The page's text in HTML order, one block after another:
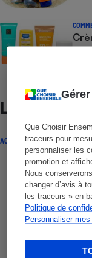
Que Choisir
traceurs pour
personnaliser les
promotion et
Nous
changer d’avis à
les traceurs » en
Politique de
Personnaliser
Lire aussi
ACTUALITÉ